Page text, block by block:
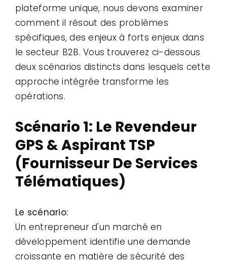
plateforme unique, nous devons examiner
comment il résout des problèmes
spécifiques, des enjeux à forts enjeux dans
le secteur B2B. Vous trouverez ci-dessous
deux scénarios distincts dans lesquels cette
approche intégrée transforme les
opérations.
Scénario 1: Le Revendeur
GPS & Aspirant TSP
(Fournisseur De Services
Télématiques)
Le scénario:
Un entrepreneur d'un marché en
développement identifie une demande
croissante en matière de sécurité des